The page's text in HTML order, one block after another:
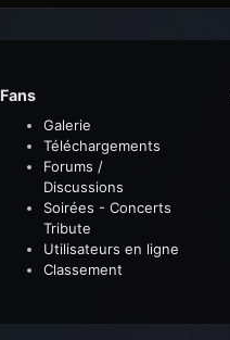
Fans
Galerie
Téléchargements
Forums /
Discussions
Soirées - Concerts
Tribute
Utilisateurs en ligne
Classement